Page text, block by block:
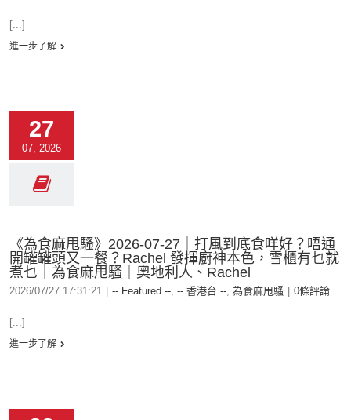
[...]
進一步了解
27
07, 2026
《為食麻甩騷》2026-07-27｜打風到底食咩好？唔通
開罐罐頭又一餐？Rachel 發揮廚神本色，雪櫃有乜就
煮乜｜為食麻甩騷｜奧地利人、Rachel
2026/07/27 17:31:21 -- Featured --, -- 香港台 --, 為食麻甩騷 0條評論
[...]
進一步了解